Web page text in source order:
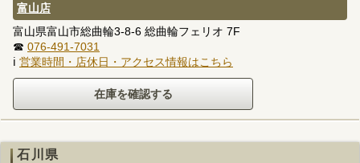
富山店
富山県富山市総曲輪3-8-6 総曲輪フェリオ 7F
☎ 076-491-7031
ℹ 営業時間・店休日・アクセス情報はこちら
石川県